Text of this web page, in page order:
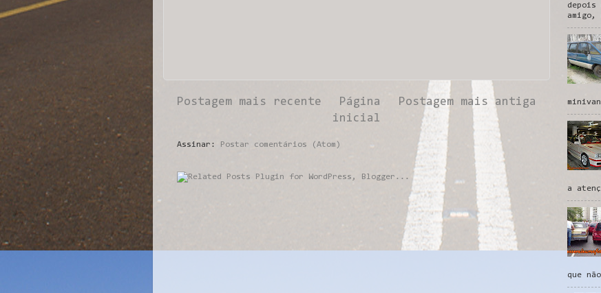
Postagem mais recente Postagem mais antiga
Página
inicial
Assinar: Postar comentários (Atom)
depois
amigo,
a
que